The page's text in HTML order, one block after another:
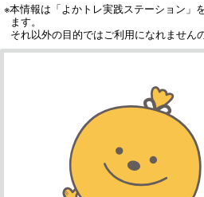
※本情報は「よかトレ実践ステーション」
ます。
それ以外の目的ではご利用になれません